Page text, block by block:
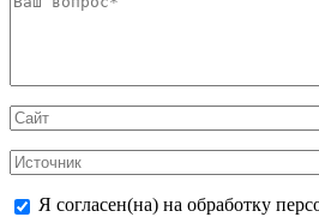
Я согласен(на) на обработку